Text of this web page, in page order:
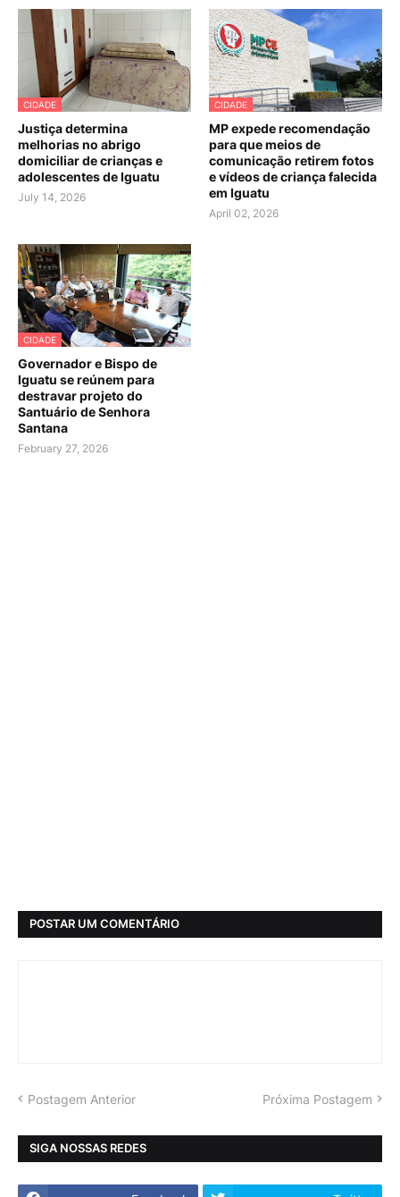
CIDADE
Justiça determina
melhorias no abrigo
domiciliar de crianças e
adolescentes de Iguatu
July 14, 2026
CIDADE
MP expede recomendação
para que meios de
comunicação retirem fotos
e vídeos de criança falecida
em Iguatu
April 02, 2026
CIDADE
Governador e Bispo de
Iguatu se reúnem para
destravar projeto do
Santuário de Senhora
Santana
February 27, 2026
POSTAR UM COMENTÁRIO
Postagem Anterior Próxima Postagem
SIGA NOSSAS REDES